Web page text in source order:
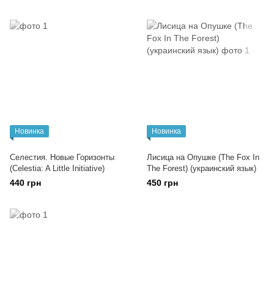
Новинка
Селестия. Новые Горизонты
(Celestia: A Little Initiative)
440 грн
Новинка
Лисица на Опушке (The Fox In
The Forest) (украинский язык)
450 грн